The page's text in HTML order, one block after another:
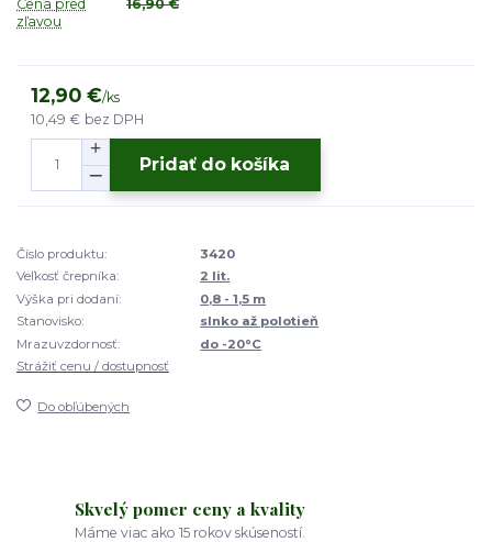
Cena pred
zľavou
16,90 €
12,90 €/ks
10,49 € bez DPH
Pridať do košíka
Číslo produktu:
3420
Veľkosť črepníka:
2 lit.
Výška pri dodaní:
0,8 - 1,5 m
Stanovisko:
slnko až polotieň
Mrazuvzdornosť:
do -20°C
Strážiť cenu / dostupnosť
Do obľúbených
Skvelý pomer ceny a kvality
Máme viac ako 15 rokov skúseností.